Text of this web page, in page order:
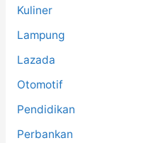
Kuliner
Lampung
Lazada
Otomotif
Pendidikan
Perbankan